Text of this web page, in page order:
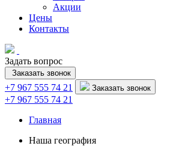
Акции
Цены
Контакты
Задать вопрос
Заказать звонок
+7 967 555 74 21 Заказать звонок
+7 967 555 74 21
Главная
Наша география